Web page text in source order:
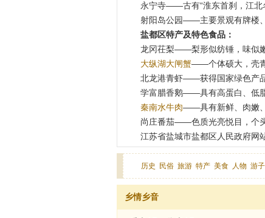
永宁寺——古有“淮东首刹，江北
射阳岛公园——主要景观有牌楼
盐都区特产及特色食品：
龙冈茌梨——梨形似纺锤，味似
大纵湖大闸蟹——个体硕大，壳
北龙港青虾——获得国家绿色产
学富腊香鹅——具有高蛋白、低
秦南水牛肉——具有新鲜、肉嫩
尚庄番茄——色质光亮悦目，个
江苏省盐城市盐都区人民政府网
历史 民俗 旅游 特产 美食 人物 游子
乡情乡音